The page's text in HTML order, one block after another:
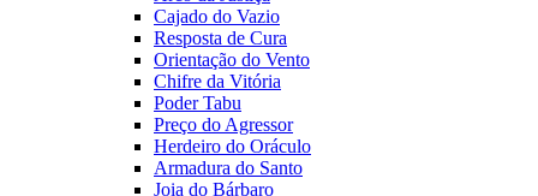
Cajado do Vazio
Resposta de Cura
Orientação do Vento
Chifre da Vitória
Poder Tabu
Preço do Agressor
Herdeiro do Oráculo
Armadura do Santo
Joia do Bárbaro